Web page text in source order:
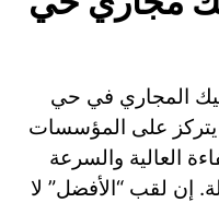
المجاري في حي
يتركز على المؤسسات
العالية والسرعة
إن لقب “الأفضل” لا